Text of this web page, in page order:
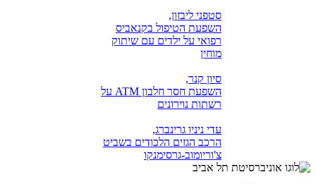
סטפני ליבזון,
השפעת הטיפול בקנאביס
רפואי על ילדים עם שיתוק
מוחין
סיון קנר,
השפעת חסר חלבון ATM על
רשתות נוירונים
עדי ניניו גרינברג,
הרכב הגזים הלכודים בשביט
צ'וריומוב-גרסימנקו